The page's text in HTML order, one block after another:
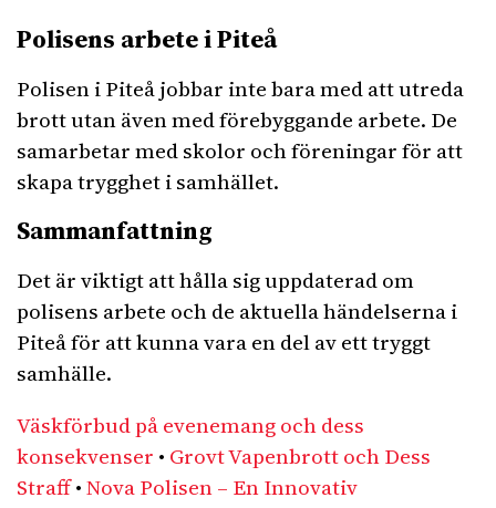
Polisens arbete i Piteå
Polisen i Piteå jobbar inte bara med att utreda
brott utan även med förebyggande arbete. De
samarbetar med skolor och föreningar för att
skapa trygghet i samhället.
Sammanfattning
Det är viktigt att hålla sig uppdaterad om
polisens arbete och de aktuella händelserna i
Piteå för att kunna vara en del av ett tryggt
samhälle.
Väskförbud på evenemang och dess
konsekvenser • Grovt Vapenbrott och Dess
Straff•Nova Polisen – En Innovativ